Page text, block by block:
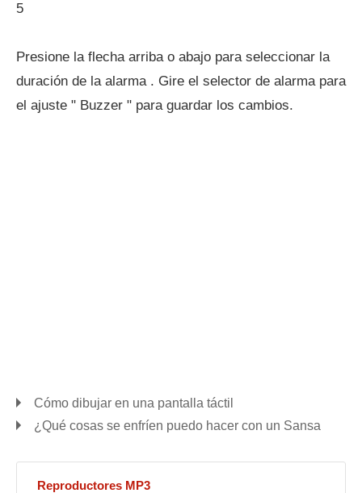
5
Presione la flecha arriba o abajo para seleccionar la
duración de la alarma . Gire el selector de alarma para
el ajuste " Buzzer " para guardar los cambios.
Cómo dibujar en una pantalla táctil
¿Qué cosas se enfríen puedo hacer con un Sansa
Reproductores MP3